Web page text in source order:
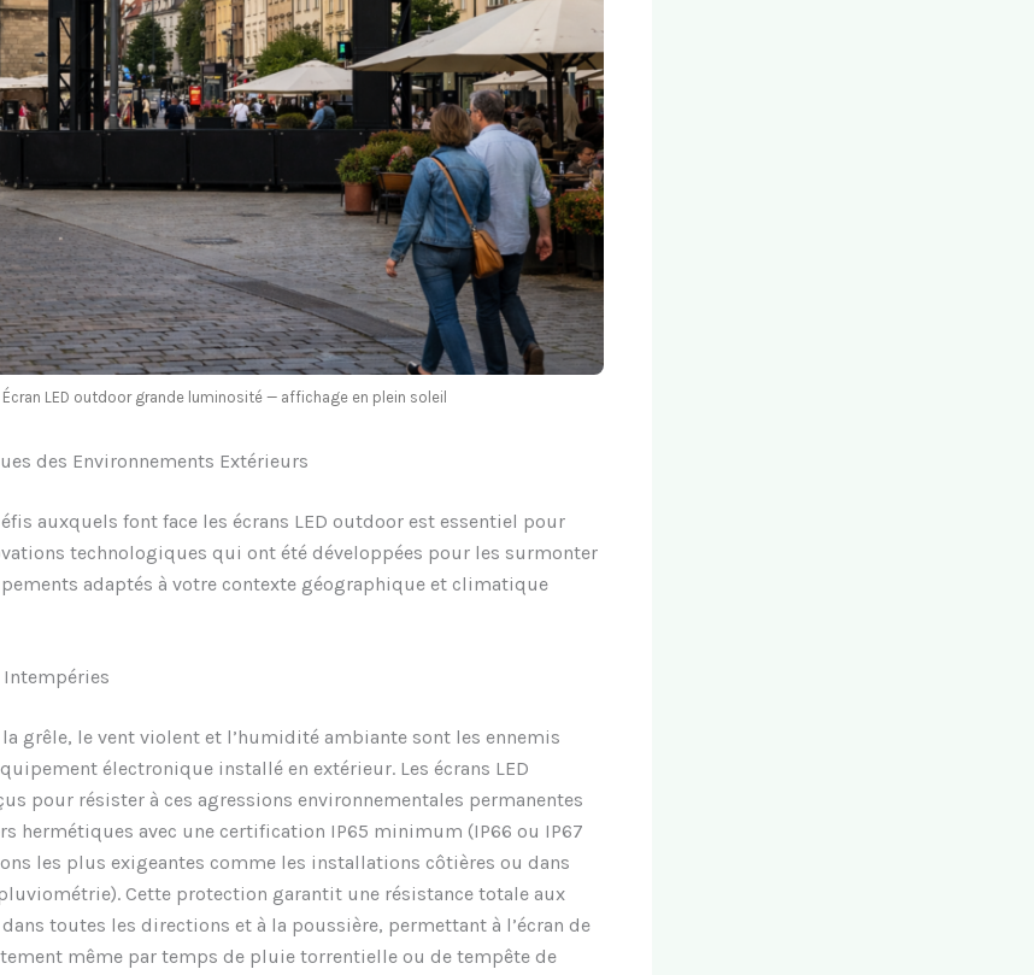
Écran LED outdoor grande luminosité — affichage en plein soleil
des Environnements Extérieurs
auxquels font face les écrans LED outdoor est essentiel pour
technologiques qui ont été développées pour les surmonter
adaptés à votre contexte géographique et climatique
Intempéries
grêle, le vent violent et l’humidité ambiante sont les ennemis
électronique installé en extérieur. Les écrans LED
pour résister à ces agressions environnementales permanentes
hermétiques avec une certification IP65 minimum (IP66 ou IP67
les plus exigeantes comme les installations côtières ou dans
Cette protection garantit une résistance totale aux
toutes les directions et à la poussière, permettant à l’écran de
même par temps de pluie torrentielle ou de tempête de